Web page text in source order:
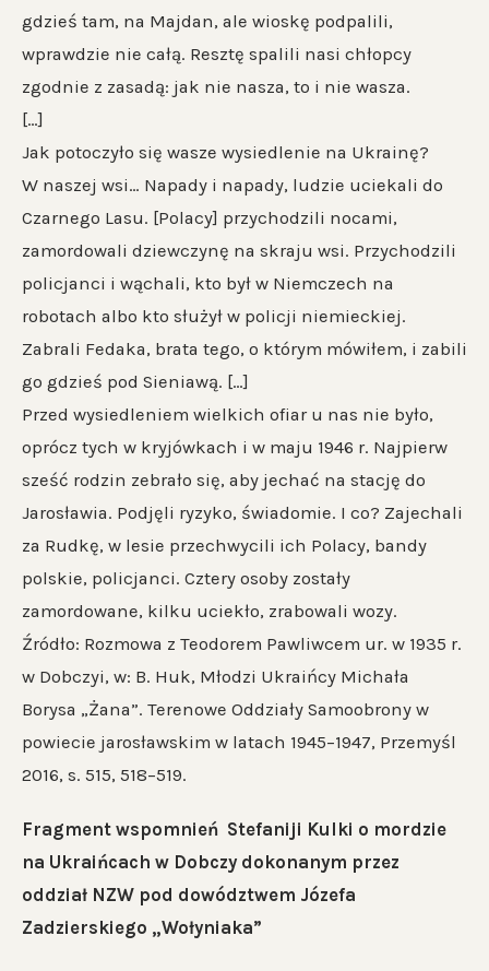
gdzieś tam, na Majdan, ale wioskę podpalili,
wprawdzie nie całą. Resztę spalili nasi chłopcy
zgodnie z zasadą: jak nie nasza, to i nie wasza.
[…]
Jak potoczyło się wasze wysiedlenie na Ukrainę?
W naszej wsi… Napady i napady, ludzie uciekali do
Czarnego Lasu. [Polacy] przychodzili nocami,
zamordowali dziewczynę na skraju wsi. Przychodzili
policjanci i wąchali, kto był w Niemczech na
robotach albo kto służył w policji niemieckiej.
Zabrali Fedaka, brata tego, o którym mówiłem, i zabili
go gdzieś pod Sieniawą. […]
Przed wysiedleniem wielkich ofiar u nas nie było,
oprócz tych w kryjówkach i w maju 1946 r. Najpierw
sześć rodzin zebrało się, aby jechać na stację do
Jarosławia. Podjęli ryzyko, świadomie. I co? Zajechali
za Rudkę, w lesie przechwycili ich Polacy, bandy
polskie, policjanci. Cztery osoby zostały
zamordowane, kilku uciekło, zrabowali wozy.
Źródło: Rozmowa z Teodorem Pawliwcem ur. w 1935 r.
w Dobczyi, w: B. Huk, Młodzi Ukraińcy Michała
Borysa „Żana”. Terenowe Oddziały Samoobrony w
powiecie jarosławskim w latach 1945–1947, Przemyśl
2016, s. 515, 518–519.
Fragment wspomnień Stefaniji Kulki o mordzie
na Ukraińcach w Dobczy dokonanym przez
oddział NZW pod dowództwem Józefa
Zadzierskiego „Wołyniaka”